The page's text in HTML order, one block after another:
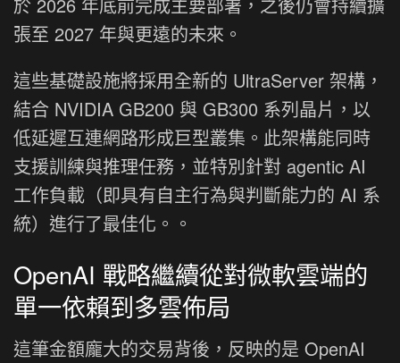
張至 2027 年與更遠的未來。
這些基礎設施將採用全新的 UltraServer 架構，
結合 NVIDIA GB200 與 GB300 系列晶片，以
低延遲互連網路形成巨型叢集。此架構能同時
支援訓練與推理任務，並特別針對 agentic AI
工作負載（即具有自主行為與判斷能力的 AI 系
統）進行了最佳化。。
OpenAI 戰略繼續從對微軟雲端的
單一依賴到多雲佈局
這筆金額龐大的交易背後，反映的是 OpenAI